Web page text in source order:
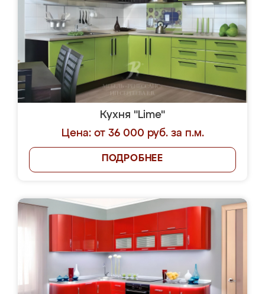
Кухня "Lime"
Цена: от 36 000 руб. за п.м.
ПОДРОБНЕЕ